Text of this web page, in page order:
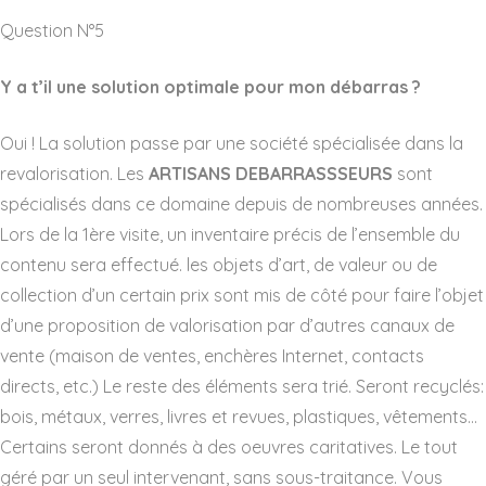
Question N°5
Y a t’il une solution optimale pour mon débarras ?
Oui ! La solution passe par une société spécialisée dans la
revalorisation. Les ARTISANS DEBARRASSSEURS sont
spécialisés dans ce domaine depuis de nombreuses années.
Lors de la 1ère visite, un inventaire précis de l’ensemble du
contenu sera effectué. les objets d’art, de valeur ou de
collection d’un certain prix sont mis de côté pour faire l’objet
d’une proposition de valorisation par d’autres canaux de
vente (maison de ventes, enchères Internet, contacts
directs, etc.) Le reste des éléments sera trié. Seront recyclés:
bois, métaux, verres, livres et revues, plastiques, vêtements…
Certains seront donnés à des oeuvres caritatives. Le tout
géré par un seul intervenant, sans sous-traitance. Vous